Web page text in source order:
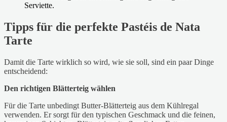
Tipps für die perfekte Pastéis de Nata
Tarte
Damit die Tarte wirklich so wird, wie sie soll, sind ein paar Dinge
entscheidend:
Den richtigen Blätterteig wählen
Für die Tarte unbedingt Butter-Blätterteig aus dem Kühlregal
verwenden. Er sorgt für den typischen Geschmack und die feinen,